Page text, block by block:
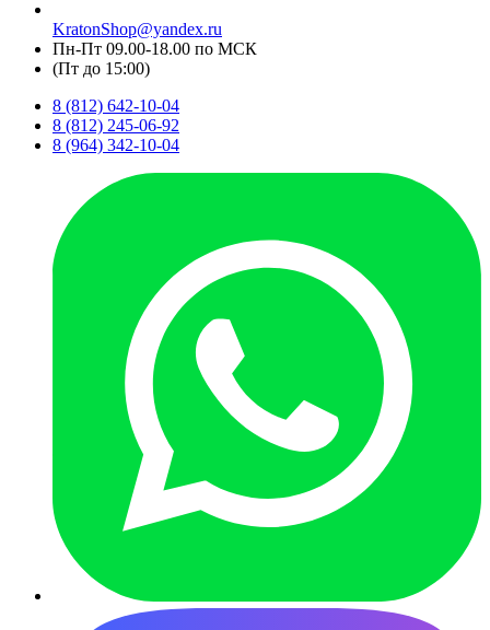
KratonShop@yandex.ru
Пн-Пт 09.00-18.00 по МСК
(Пт до 15:00)
8 (812) 642-10-04
8 (812) 245-06-92
8 (964) 342-10-04